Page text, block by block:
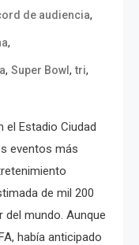
de audiencia,
,
, Super Bowl ,tri,
el Estadio Ciudad
eventos más
de mil 200
mundo. Aunque
había anticipado